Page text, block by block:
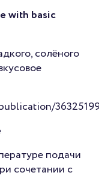
with basic
солёного
подачи
сочетании с